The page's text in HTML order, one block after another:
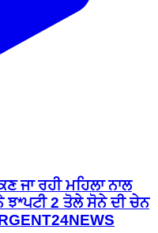
ਜਾ ਰਹੀ ਮਹਿਲਾ ਨਾਲ
ਝ*ਪਟੀ 2 ਤੋਲੇ ਸੋਨੇ ਦੀ ਚੇਨ